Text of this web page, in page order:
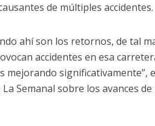
de múltiples accidentes.
ahí son los retornos, de tal
accidentes en esa
mejorando significativamente”,
Semanal sobre los avances